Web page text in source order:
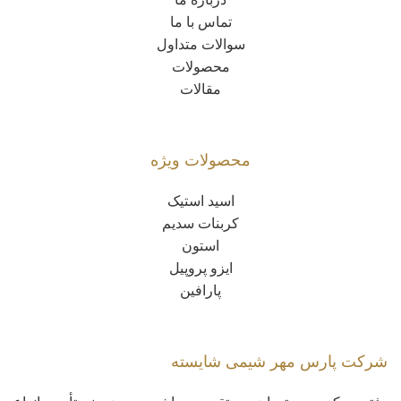
تماس با ما
سوالات متداول
محصولات
مقالات
محصولات ویژه
اسید استیک
کربنات سدیم
استون
ایزو پروپیل
پارافین
شرکت پارس مهر شیمی شایسته